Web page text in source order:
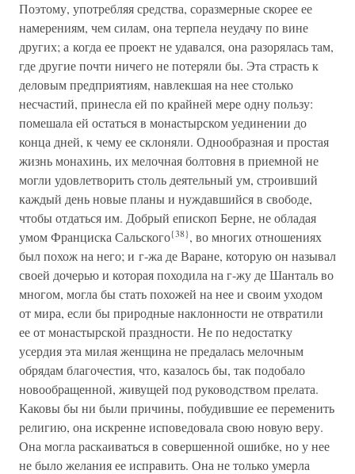
Поэтому, употребляя средства, соразмерные скорее ее
намерениям, чем силам, она терпела неудачу по вине
других; а когда ее проект не удавался, она разорялась там,
где другие почти ничего не потеряли бы. Эта страсть к
деловым предприятиям, навлекшая на нее столько
несчастий, принесла ей по крайней мере одну пользу:
помешала ей остаться в монастырском уединении до
конца дней, к чему ее склоняли. Однообразная и простая
жизнь монахинь, их мелочная болтовня в приемной не
могли удовлетворить столь деятельный ум, строивший
каждый день новые планы и нуждавшийся в свободе,
чтобы отдаться им. Добрый епископ Берне, не обладая
умом Франциска Сальского{38}, во многих отношениях
был похож на него; и г-жа де Варане, которую он называл
своей дочерью и которая походила на г-жу де Шанталь во
многом, могла бы стать похожей на нее и своим уходом
от мира, если бы природные наклонности не отвратили
ее от монастырской праздности. Не по недостатку
усердия эта милая женщина не предалась мелочным
обрядам благочестия, что, казалось бы, так подобало
новообращенной, живущей под руководством прелата.
Каковы бы ни были причины, побудившие ее переменить
религию, она искренне исповедовала свою новую веру.
Она могла раскаиваться в совершенной ошибке, но у нее
не было желания ее исправить. Она не только умерла